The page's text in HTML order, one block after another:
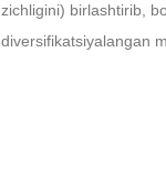
zichligini) birlashtirib,
diversifikatsiyalangan